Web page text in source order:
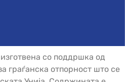
со поддршка од
граѓанска отпорност што се